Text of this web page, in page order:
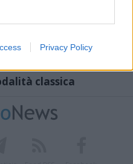
Privacy Policy
classica